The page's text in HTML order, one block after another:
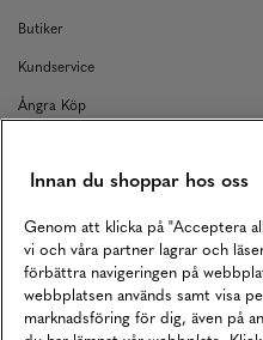
Butiker
Kundservice
Ångra Köp
Returer
Köpvillkor
Karriär
Vårt Ansvar
Våra Tjänster
Innan du shoppar hos oss
Genom att klicka på "Acceptera
vi och våra partner lagrar och
förbättra navigeringen på
webbplatsen används samt visa
marknadsföring för dig, även på